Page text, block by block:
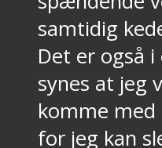
samtidig
Det er også
synes at jeg
komme
for jeg kan